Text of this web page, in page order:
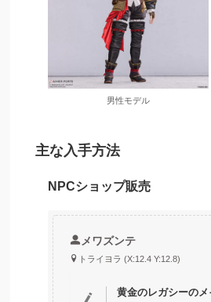
男性モデル
主な入手方法
NPCショップ販売
メワズンテ
トライヨラ (X:12.4 Y:12.8)
黄金のレガシーの